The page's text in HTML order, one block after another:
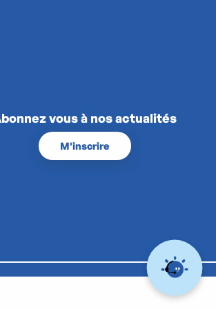
vous à nos actualités
M'inscrire